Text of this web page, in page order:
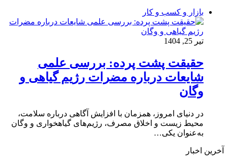
بازار و کسب و کار
تیر 25, 1404
حقیقت پشت پرده: بررسی علمی
شایعات درباره مضرات رژیم گیاهی و
وگان
در دنیای امروز، همزمان با افزایش آگاهی درباره سلامت،
محیط‌ زیست و اخلاق مصرف، رژیم‌های گیاهخواری و وگان
به‌عنوان یکی…
آخرین اخبار